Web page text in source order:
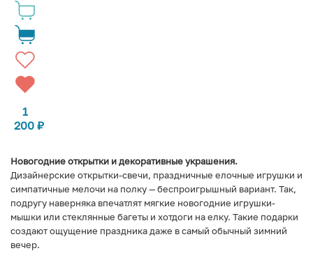
1
200 ₽
Новогодние открытки и декоративные украшения.
Дизайнерские открытки-свечи, праздничные елочные игрушки и
симпатичные мелочи на полку — беспроигрышный вариант. Так,
подругу наверняка впечатлят мягкие новогодние игрушки-
мышки или стеклянные багеты и хотдоги на елку. Такие подарки
создают ощущение праздника даже в самый обычный зимний
вечер.